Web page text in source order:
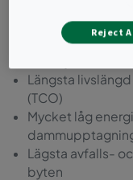
ePM2.5-
Formgjuten ram
Längsta
(TCO)
Mycket låg
Lägsta avfalls-
byten
Reject